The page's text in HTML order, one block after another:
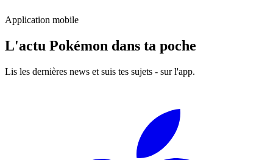
Application mobile
L'actu Pokémon dans ta poche
Lis les dernières news et suis tes sujets - sur l'app.